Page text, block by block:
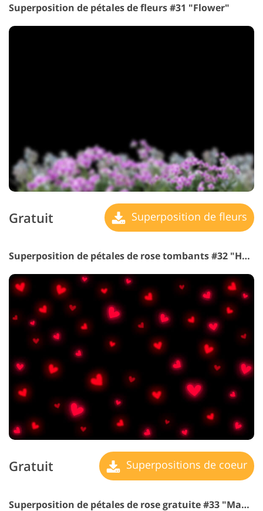
Superposition de pétales de fleurs #31 "Flower"
Gratuit Superposition de fleurs
Superposition de pétales de rose tombants #32 "Hearts"
Gratuit Superpositions de coeur
Superposition de pétales de rose gratuite #33 "Magic"